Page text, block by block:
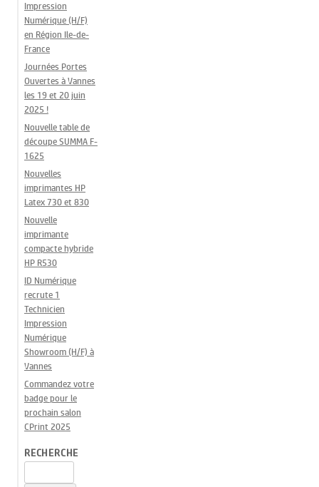
Impression
Numérique (H/F)
en Région Ile-de-
France
Journées Portes
Ouvertes à Vannes
les 19 et 20 juin
2025 !
Nouvelle table de
découpe SUMMA F-
1625
Nouvelles
imprimantes HP
Latex 730 et 830
Nouvelle
imprimante
compacte hybride
HP R530
ID Numérique
recrute 1
Technicien
Impression
Numérique
Showroom (H/F) à
Vannes
Commandez votre
badge pour le
prochain salon
CPrint 2025
RECHERCHE